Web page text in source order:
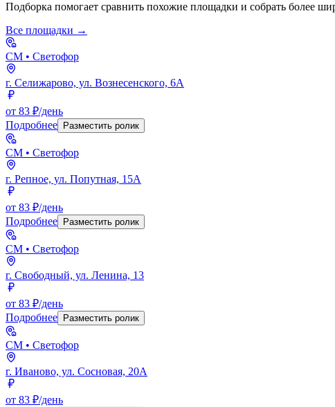
Подборка помогает сравнить похожие площадки и собрать более
Все площадки →
СМ • Светофор
г. Селижарово, ул. Вознесенского, 6А
от 83 ₽/день
Подробнее
Разместить ролик
СМ • Светофор
г. Репное, ул. Попутная, 15А
от 83 ₽/день
Подробнее
Разместить ролик
СМ • Светофор
г. Свободный, ул. Ленина, 13
от 83 ₽/день
Подробнее
Разместить ролик
СМ • Светофор
г. Иваново, ул. Сосновая, 20А
от 83 ₽/день